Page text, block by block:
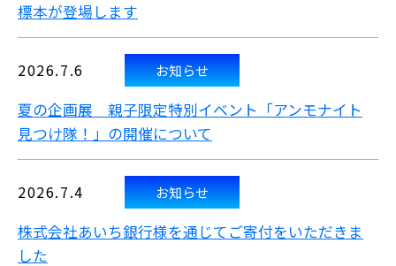
標本が登場します
2026.7.6 お知らせ
夏の企画展 親子限定特別イベント「アンモナイト
見つけ隊！」の開催について
2026.7.4 お知らせ
株式会社あいち銀行様を通じてご寄付をいただきま
した